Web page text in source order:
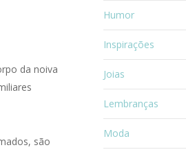
da noiva
são
Humor
Inspirações
Joias
Lembranças
Moda